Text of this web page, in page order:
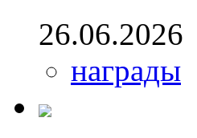
26.06.2026
награды